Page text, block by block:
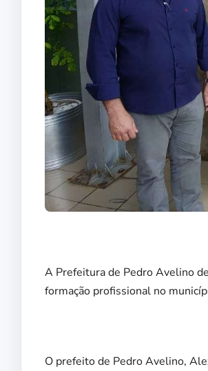
A Prefeitura de Pedro Avelino
formação profissional no
O prefeito de Pedro Avelino,